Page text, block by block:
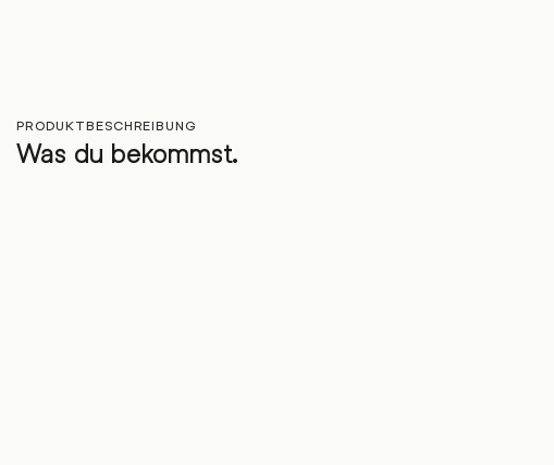
PRODUKTBESCHREIBUNG
Was du bekommst.